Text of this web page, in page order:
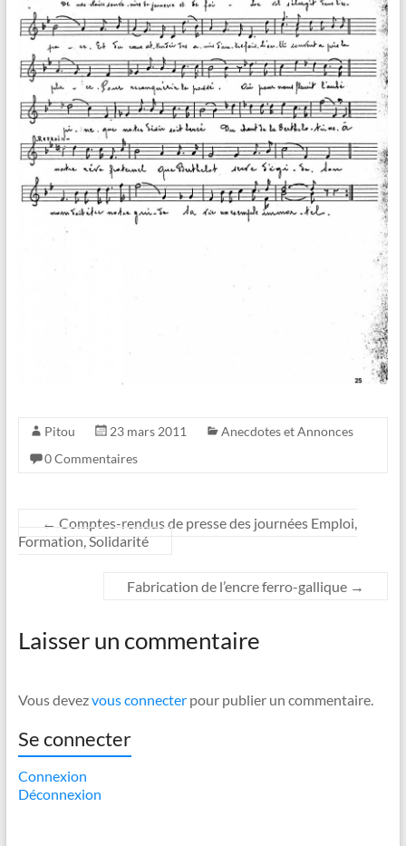
Pitou 23 mars 2011
Anecdotes et Annonces
0 Commentaires
← Comptes-rendus de presse des journées Emploi,
Formation, Solidarité
Fabrication de l’encre ferro-gallique →
Laisser un commentaire
Vous devezvous connecterpour publier un commentaire.
Se connecter
Connexion
Déconnexion